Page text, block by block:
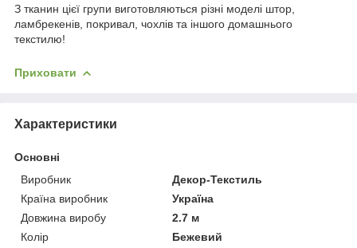
З тканин цієї групи виготовляються різні моделі штор,
ламбрекенів, покривал, чохлів та іншого домашнього
текстилю!
Приховати
Характеристики
Основні
Виробник
Декор-Текстиль
Країна виробник
Україна
Довжина виробу
2.7 м
Колір
Бежевий